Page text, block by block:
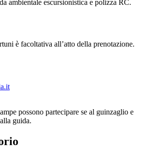
ambientale escursionistica e polizza RC.
è facoltativa all’atto della prenotazione.
possono partecipare se al guinzaglio e
guida.